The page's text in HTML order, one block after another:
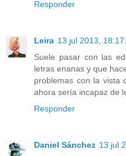
Responder
Leira 13 jul 2013,
Suele pasar con las
letras enanas y que
problemas con la vista
ahora sería incapaz de
Responder
Daniel Sánchez 13 jul